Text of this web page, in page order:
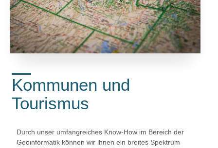
Kommunen und
Tourismus
Durch unser umfangreiches Know-How im Bereich der
Geoinformatik können wir ihnen ein breites Spektrum